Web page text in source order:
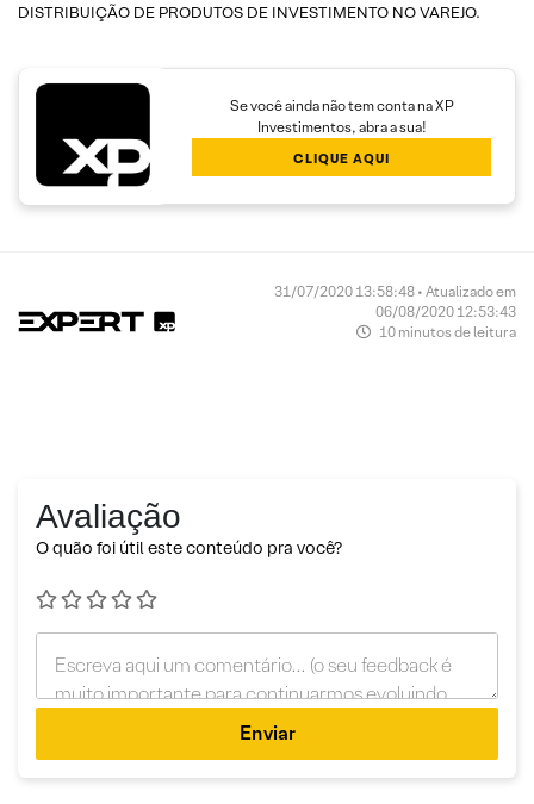
DISTRIBUIÇÃO DE PRODUTOS DE INVESTIMENTO NO VAREJO.
Se você ainda não tem conta na XP
Investimentos, abra a sua!
CLIQUE AQUI
31/07/2020 13:58:48 • Atualizado em
06/08/2020 12:53:43
10 minutos de leitura
Avaliação
O quão foi útil este conteúdo pra você?
Enviar